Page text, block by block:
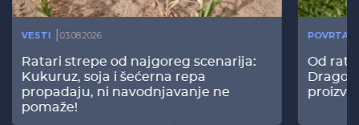
VESTI 03.08.2026
Ratari strepe od najgoreg scenarija:
Kukuruz, soja i šećerna repa
propadaju, ni navodnjavanje ne
pomaže!
Od